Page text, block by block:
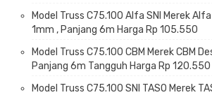
Model Truss C75.100 Alfa SNI Merek
1mm , Panjang 6m Harga Rp 105.550
Model Truss C75.100 CBM Merek CBM
Panjang 6m Tangguh Harga Rp 120.550
Model Truss C75.100 SNI TASO Merek